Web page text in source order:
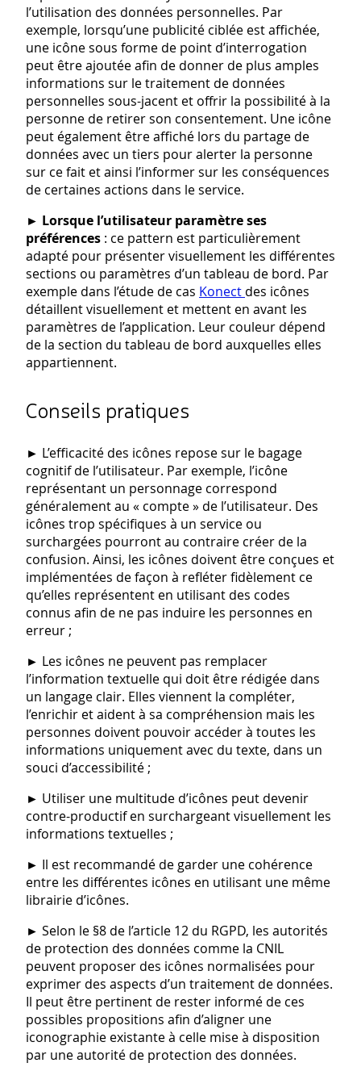
l’utilisation des données personnelles. Par
exemple, lorsqu’une publicité ciblée est affichée,
une icône sous forme de point d’interrogation
peut être ajoutée afin de donner de plus amples
informations sur le traitement de données
personnelles sous-jacent et offrir la possibilité à la
personne de retirer son consentement. Une icône
peut également être affiché lors du partage de
données avec un tiers pour alerter la personne
sur ce fait et ainsi l’informer sur les conséquences
de certaines actions dans le service.
► Lorsque l’utilisateur paramètre ses
préférences : ce pattern est particulièrement
adapté pour présenter visuellement les différentes
sections ou paramètres d’un tableau de bord. Par
exemple dans l’étude de cas Konect des icônes
détaillent visuellement et mettent en avant les
paramètres de l’application. Leur couleur dépend
de la section du tableau de bord auxquelles elles
appartiennent.
Conseils pratiques
► L’efficacité des icônes repose sur le bagage
cognitif de l’utilisateur. Par exemple, l’icône
représentant un personnage correspond
généralement au « compte » de l’utilisateur. Des
icônes trop spécifiques à un service ou
surchargées pourront au contraire créer de la
confusion. Ainsi, les icônes doivent être conçues et
implémentées de façon à refléter fidèlement ce
qu’elles représentent en utilisant des codes
connus afin de ne pas induire les personnes en
erreur ;
► Les icônes ne peuvent pas remplacer
l’information textuelle qui doit être rédigée dans
un langage clair. Elles viennent la compléter,
l’enrichir et aident à sa compréhension mais les
personnes doivent pouvoir accéder à toutes les
informations uniquement avec du texte, dans un
souci d’accessibilité ;
► Utiliser une multitude d’icônes peut devenir
contre-productif en surchargeant visuellement les
informations textuelles ;
► Il est recommandé de garder une cohérence
entre les différentes icônes en utilisant une même
librairie d’icônes.
► Selon le §8 de l’article 12 du RGPD, les autorités
de protection des données comme la CNIL
peuvent proposer des icônes normalisées pour
exprimer des aspects d’un traitement de données.
Il peut être pertinent de rester informé de ces
possibles propositions afin d’aligner une
iconographie existante à celle mise à disposition
par une autorité de protection des données.